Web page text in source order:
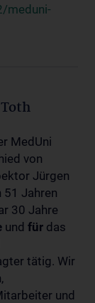
meduni-
MedUni
von
Jürgen
51 Jahren
30 Jahre
und für das
tätig. Wir
und